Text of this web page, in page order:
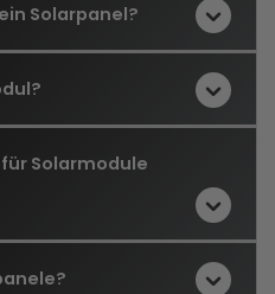
Solarpanel?
Solarmodule